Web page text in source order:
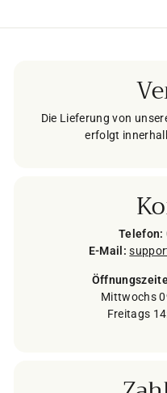
Die Lieferung von
erfolgt
Telefon:
E-Mail:
Mittwochs
Freitags